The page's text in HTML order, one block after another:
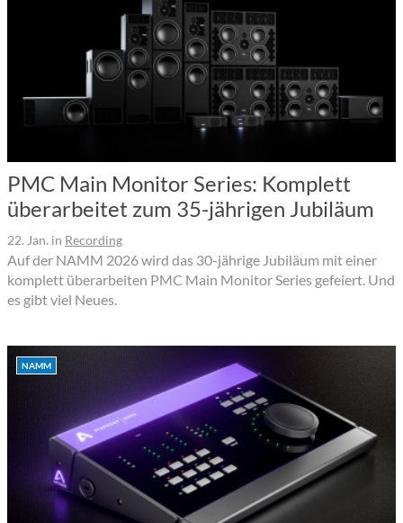
PMC Main Monitor Series: Komplett
überarbeitet zum 35-jährigen Jubiläum
22. Jan. in Recording
Auf der NAMM 2026 wird das 30-jährige Jubiläum mit einer
komplett überarbeiten PMC Main Monitor Series gefeiert. Und
es gibt viel Neues.
NAMM